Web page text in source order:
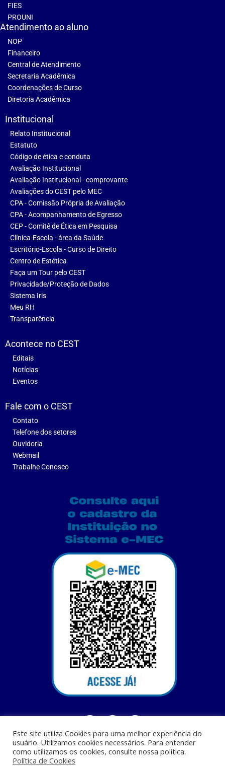
FIES
PROUNI
Atendimento ao aluno
NOP
Financeiro
Central de Atendimento
Secretaria Acadêmica
Coordenações de Curso
Diretoria Acadêmica
Institucional
Relato Institucional
Estatuto
Código de ética e conduta
Avaliação Institucional
Avaliação Institucional - comprovante
Avaliações do CEST pelo MEC
CPA - Comissão Própria de Avaliação
CPA - Acompanhamento de Egresso
CEP - Comitê de Ética em Pesquisa
Clínica-Escola - área da Saúde
Escritório-Escola - Curso de Direito
Centro de Estética
Faça um Tour pelo CEST
Privacidade/Proteção de Dados
Sistema Iris
Meu RH
Transparência
Acontece no CEST
Editais
Notícias
Eventos
Fale com o CEST
Contato
Telefone dos setores
Ouvidoria
Webmail
Trabalhe Conosco
Centro Universitário Santa Terezinha - CEST - Av. Casemiro Junior, 12 - Anil,
Este site utiliza Cookies para uma melhor experiência do
usuário. Utilizamos cookies necessários. Para entender
como utilizamos os cookies, consulte nossa política.
Política de Cookies